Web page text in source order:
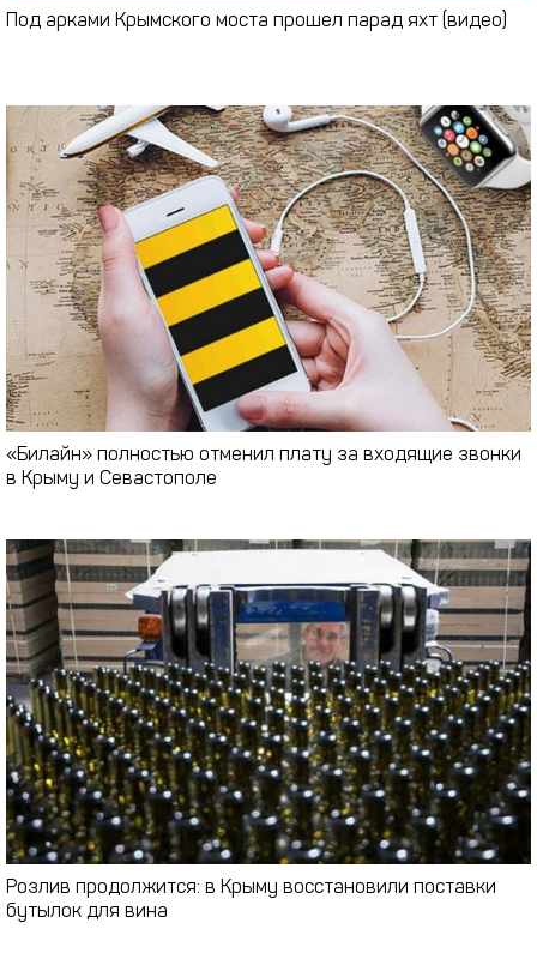
Под арками Крымского моста прошел парад яхт (видео)
«Билайн» полностью отменил плату за входящие звонки
в Крыму и Севастополе
Розлив продолжится: в Крыму восстановили поставки
бутылок для вина